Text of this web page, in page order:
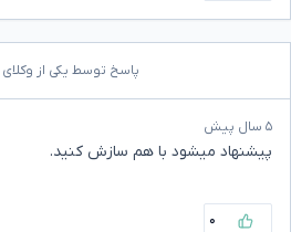
پاسخ توسط یکی از وکلای
۵ سال پیش
پیشنهاد میشود با هم سازش کنید.
۰